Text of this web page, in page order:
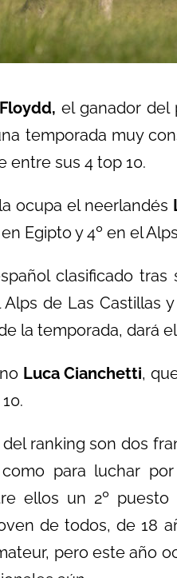
el ganador del
temporada muy
entre sus 4 top 10.
ocupa el neerlandés
Egipto y 4º en el
clasificado tras
de Las Castillas
la temporada, dará
Luca Cianchetti,
ranking son dos
para luchar
ellos un 2º
de todos, de 18
pero este año